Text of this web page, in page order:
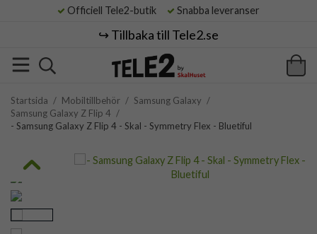
Officiell Tele2-butik Snabba leveranser
↪️ Tillbaka till Tele2.se
Startsida / Mobiltillbehör / Samsung Galaxy /
Samsung Galaxy Z Flip 4 /
- Samsung Galaxy Z Flip 4 - Skal - Symmetry Flex - Bluetiful